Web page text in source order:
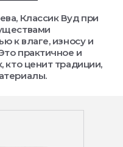
Классик Вуд при
к влаге, износу и
практичное и
кто ценит традиции,